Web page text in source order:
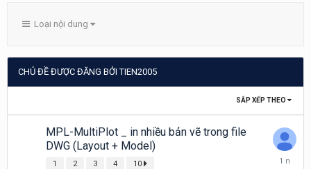
Loại nội dung
CHỦ ĐỀ ĐƯỢC ĐĂNG BỞI TIEN2005
SẮP XẾP THEO
MPL-MultiPlot _ in nhiều bản vẽ trong file
DWG (Layout + Model)
1 2 3 4 10
Tháng